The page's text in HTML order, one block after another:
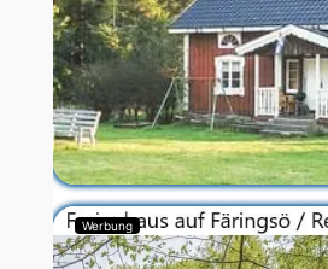
Werbung